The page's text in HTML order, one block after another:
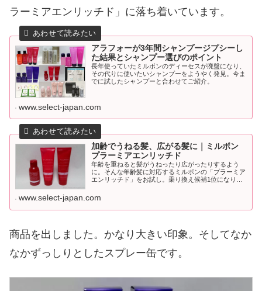
ラーミアエンリッチド」に落ち着いています。
アラフォーが3年間シャンプージプシーし
た結果とシャンプー選びのポイント
長年使っていたミルボンのディーセスが廃盤になり、
その代りに使いたいシャンプーをようやく発見。今ま
でに試したシャンプーと合わせてご紹介。
www.select-japan.com
加齢でうねる髪、広がる髪に｜ミルボン
プラーミアエンリッチド
年齢を重ねると髪がうねったり広がったりするよう
に。そんな年齢髪に対応するミルボンの「プラーミア
エンリッチド」をお試し。乗り換え候補1位になりま
www.select-japan.com
商品を出しました。かなり大きい印象。そしてなか
なかずっしりとしたスプレー缶です。